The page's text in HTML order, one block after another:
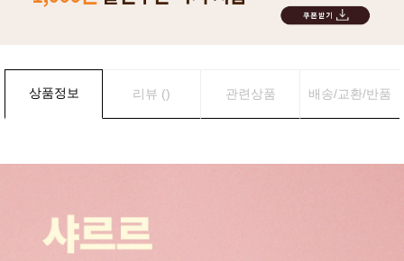
상품정보 리뷰 () 관련상품 배송/교환/반품